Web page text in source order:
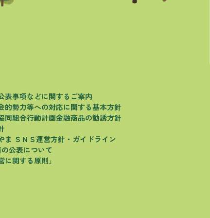
表事項などに関するご案内
的勢力等への対応に関する基本方針
同組合行動計画金融商品の勧誘方針
ま ＳＮＳ運営方針・ガイドライン
公表について
関する原則」